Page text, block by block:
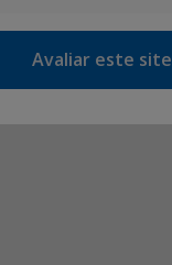
Avaliar este site